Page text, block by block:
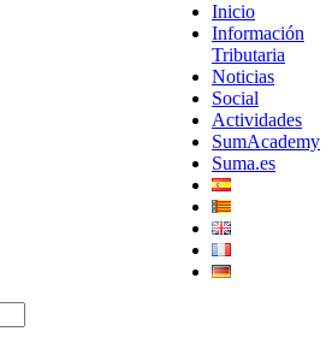
Inicio
Información
Tributaria
Noticias
Social
Actividades
SumAcademy
Suma.es